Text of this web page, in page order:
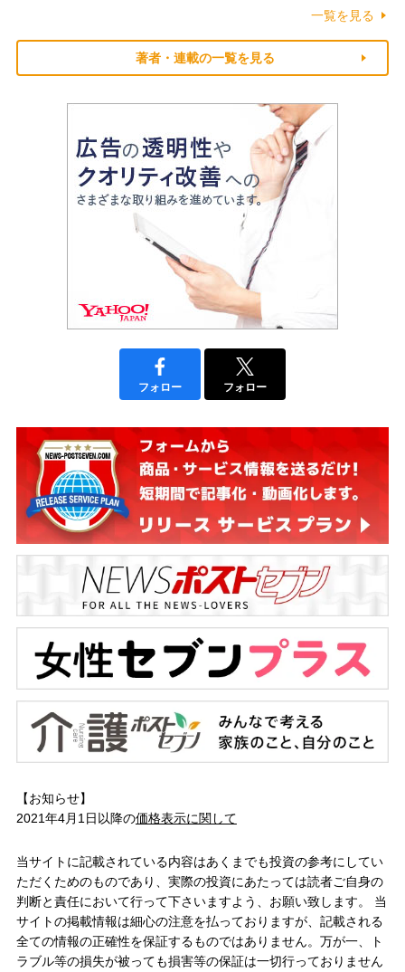
一覧を見る
著者・連載の一覧を見る
フォロー フォロー
【お知らせ】
2021年4月1日以降の価格表示に関して
当サイトに記載されている内容はあくまでも投資の参考にしてい
ただくためのものであり、実際の投資にあたっては読者ご自身の
判断と責任において行って下さいますよう、お願い致します。 当
サイトの掲載情報は細心の注意を払っておりますが、記載される
全ての情報の正確性を保証するものではありません。万が一、ト
ラブル等の損失が被っても損害等の保証は一切行っておりません